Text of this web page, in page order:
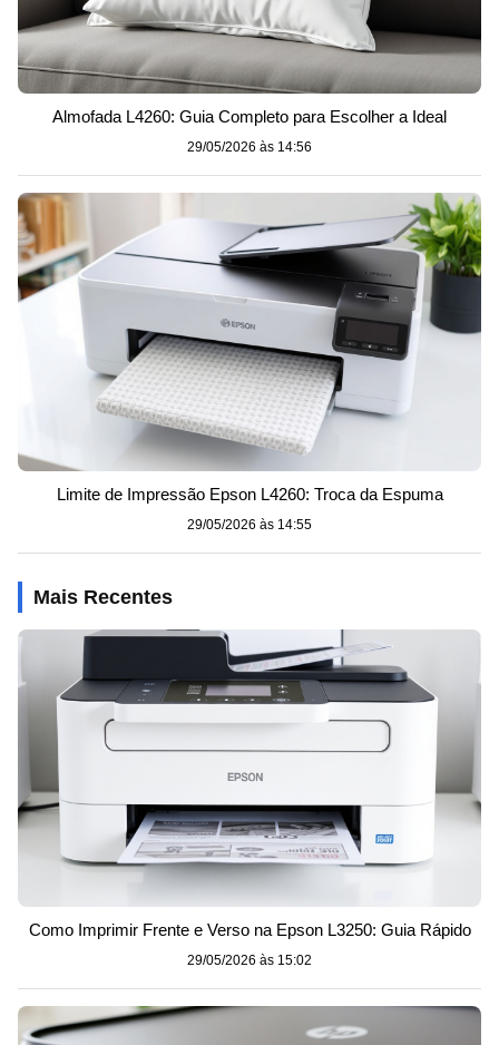
Almofada L4260: Guia Completo para Escolher a Ideal
29/05/2026 às 14:56
Limite de Impressão Epson L4260: Troca da Espuma
29/05/2026 às 14:55
Mais Recentes
Como Imprimir Frente e Verso na Epson L3250: Guia Rápido
29/05/2026 às 15:02